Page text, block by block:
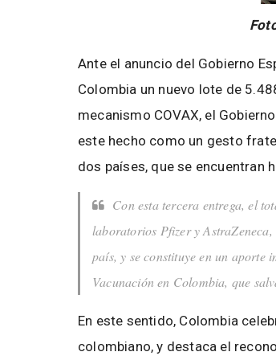
Ante el anuncio del Gobierno
Colombia un nuevo lote de
mecanismo COVAX, el
este hecho como un gesto
dos países, que se encuentran
Con esta tercera entrega, el
laboratorios Pfizer y
país, y se constituye en un aporte
Vacunación en Colombia, que
En este sentido, Colombia
colombiano, y destaca el